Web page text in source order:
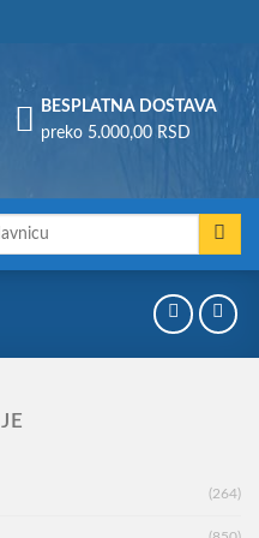
BESPLATNA DOSTAVA
preko 5.000,00 RSD
(264)